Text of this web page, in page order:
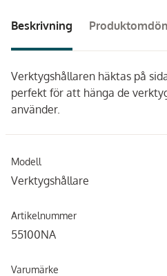
Beskrivning
Verktygshållaren häktas på
perfekt för att hänga de
använder.
Modell
Verktygshållare
Artikelnummer
55100NA
Varumärke